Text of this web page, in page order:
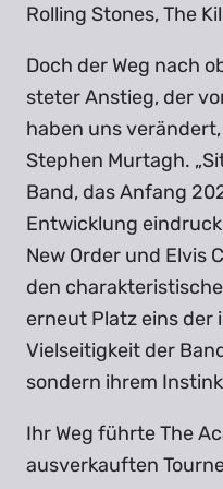
Rolling Stones, The
Doch der Weg nach
steter Anstieg, der
haben uns
Stephen Murtagh.
Band, das Anfang
Entwicklung
New Order und Elvis
den
erneut Platz eins
Vielseitigkeit der
sondern ihrem
Ihr Weg führte The
ausverkauften